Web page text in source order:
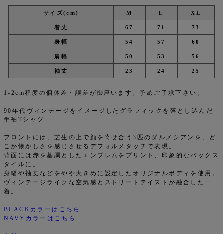
サイズ(cm) M L XL
着丈 67 71 73
身幅 54 57 60
肩幅 50 53 56
袖丈 23 24 25
1-2cm程度の個体差・誤差が御座います。予めご了承下さい。
90年代ヴィンテージをイメージしたグラフィックを落とし込んだ
半袖Tシャツ
フロントには、芝生の上で顔を寄せ合う3匹のダルメシアンを、ど
こか懐かしさを感じさせるデフォルメタッチで表現。
背面には赤を基調としたエンブレムをプリント、印象的なバックス
タイルに。
身幅や袖丈などをやや大きめに設定したオリジナルボディを使用。
ヴィンテージライクな空気感とストリートテイストが融合した一
着。
BLACKカラーはこちら
NAVYカラーはこちら